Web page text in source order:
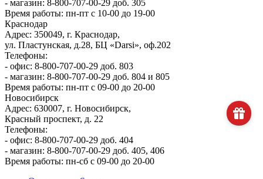
- магазин: 8-800-707-00-29 доб. 305
Время работы: пн-пт с 10-00 до 19-00
Краснодар
Адрес: 350049, г. Краснодар,
ул. Пластунская, д.28, БЦ «Darsi», оф.202
Телефоны:
- офис: 8-800-707-00-29 доб. 803
- магазин: 8-800-707-00-29 доб. 804 и 805
Время работы: пн-пт с 09-00 до 20-00
Новосибирск
Адрес: 630007, г. Новосибирск,
Красный проспект, д. 22
Телефоны:
- офис: 8-800-707-00-29 доб. 404
- магазин: 8-800-707-00-29 доб. 405, 406
Время работы: пн-сб с 09-00 до 20-00